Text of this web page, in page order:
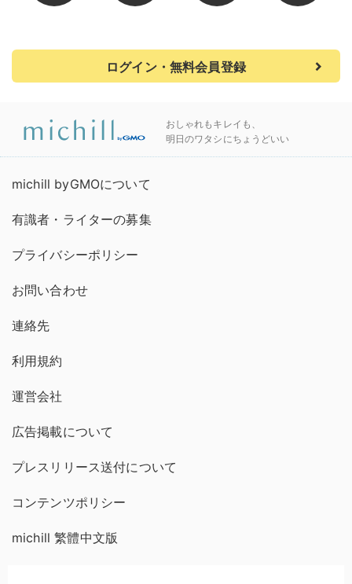
ログイン・無料会員登録
おしゃれもキレイも、
明日のワタシにちょうどいい
michill byGMOについて
有識者・ライターの募集
プライバシーポリシー
お問い合わせ
連絡先
利用規約
運営会社
広告掲載について
プレスリリース送付について
コンテンツポリシー
michill 繁體中文版